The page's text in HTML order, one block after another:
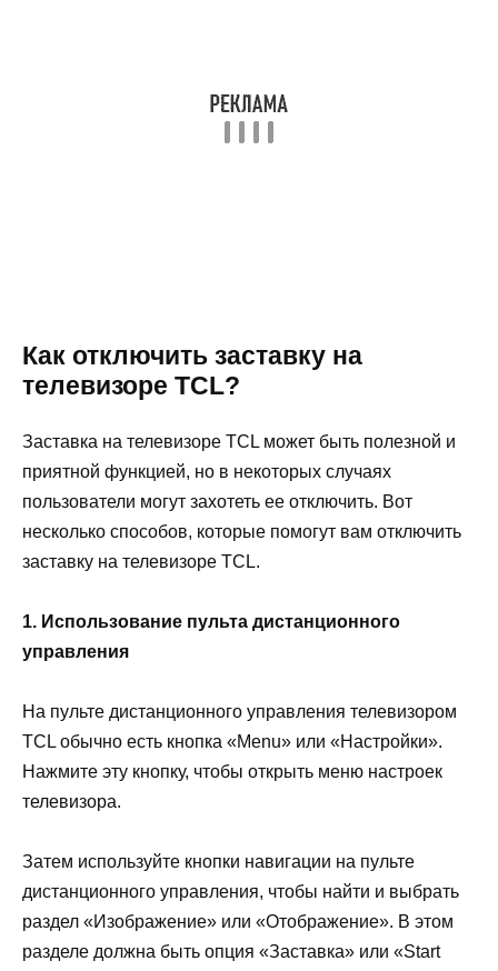
Как отключить заставку на
телевизоре TCL?
Заставка на телевизоре TCL может быть полезной и
приятной функцией, но в некоторых случаях
пользователи могут захотеть ее отключить. Вот
несколько способов, которые помогут вам отключить
заставку на телевизоре TCL.
1. Использование пульта дистанционного
управления
На пульте дистанционного управления телевизором
TCL обычно есть кнопка «Menu» или «Настройки».
Нажмите эту кнопку, чтобы открыть меню настроек
телевизора.
Затем используйте кнопки навигации на пульте
дистанционного управления, чтобы найти и выбрать
раздел «Изображение» или «Отображение». В этом
разделе должна быть опция «Заставка» или «Start